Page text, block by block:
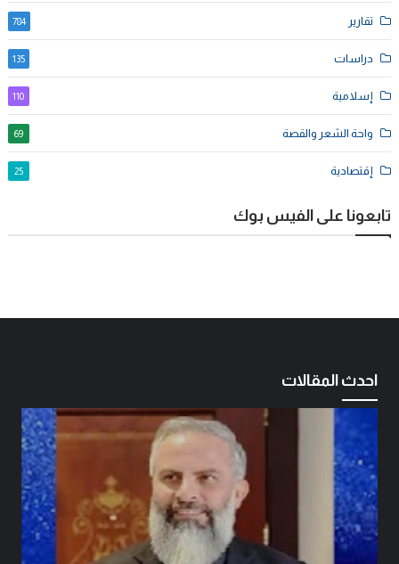
تقارير 784
دراسات 135
إسلامية 110
واحة الشعر والقصة 69
إقتصادية 25
تابعونا على الفيس بوك
احدث المقالات
المهندس مهدي حسين الزبيدي